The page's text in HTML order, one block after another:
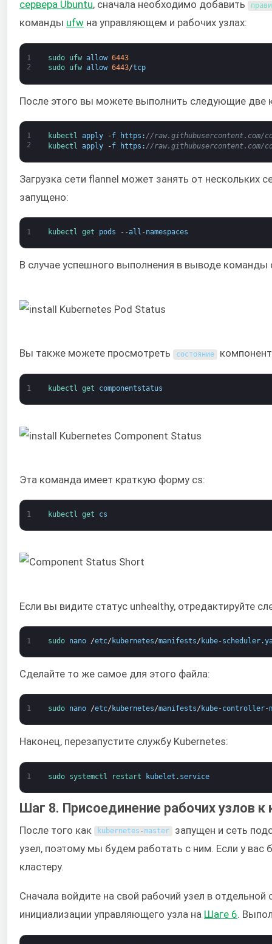
сервера Ubuntu, сначала необходимо добавить
команды ufw на управляющем и рабочих узлах:
1
2
sudo ufw allow 6443
sudo ufw allow 6443/tcp
После этого вы можете выполнить следующие две
1
2
kubectl apply -f https : //raw.githubusercontent.com/
kubectl apply -f https : //raw.githubusercontent.com/
Загрузка сети flannel может занять от
запущено:
1 kubectl get pods --all -namespaces
В случае успешного выполнения в выводе
Вы также можете просмотреть состояние
1 kubectl get componentstatus
Эта команда имеет краткую форму cs:
1 kubectl get cs
Если вы видите статус unhealthy,
1 sudo nano /etc/ kubernetes/manifests/ kube-scheduler.
Сделайте то же самое для этого файла:
1 sudo nano /etc/ kubernetes/manifests/ kube-controller-
Наконец, перезапустите службу Kubernetes:
1 sudo systemctl restart kubelet . service
Шаг 8. Присоединение рабочих узлов к
После того как kubernetes -master запущен и сеть
узел, поэтому мы будем работать с ним. Если у
кластеру.
Сначала войдите на свой рабочий узел в
инициализации управляющего узла на Шаге 6.